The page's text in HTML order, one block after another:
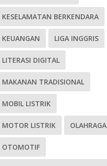
KESELAMATAN BERKENDARA
KEUANGAN LIGA INGGRIS
LITERASI DIGITAL
MAKANAN TRADISIONAL
MOBIL LISTRIK
MOTOR LISTRIK OLAHRAGA
OTOMOTIF